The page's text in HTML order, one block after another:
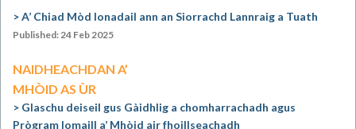
A’ Chiad Mòd Ionadail ann an Siorrachd Lannraig a Tuath
Published: 24 Feb 2025
NAIDHEACHDAN A’
MHÒID AS ÙR
Glaschu deiseil gus Gàidhlig a chomharrachadh agus
Prògram Iomaill a’ Mhòid air fhoillseachadh